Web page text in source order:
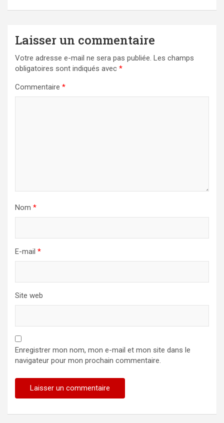
Laisser un commentaire
Votre adresse e-mail ne sera pas publiée. Les champs
obligatoires sont indiqués avec *
Commentaire *
Nom *
E-mail *
Site web
Enregistrer mon nom, mon e-mail et mon site dans le
navigateur pour mon prochain commentaire.